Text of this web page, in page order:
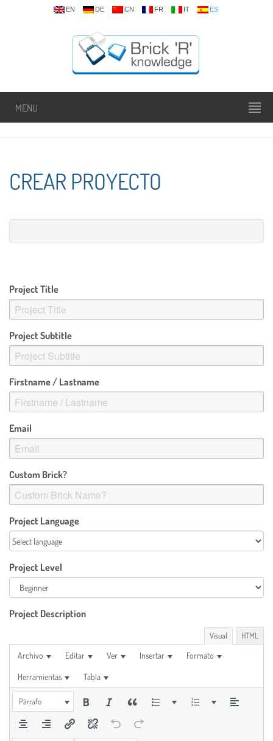
EN DE CN FR IT ES
MENU
CREAR PROYECTO
Project Title
Project Subtitle
Firstname / Lastname
Email
Custom Brick?
Project Language
Project Level
Project Description
Visual HTML
Archivo Editar Ver Insertar Formato
Herramientas Tabla
Párrafo